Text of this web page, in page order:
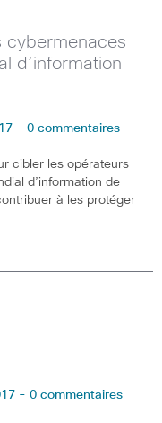
cybermenaces
d’information
- 0 commentaires
cibler les opérateurs
d’information de
à les protéger
- 0 commentaires